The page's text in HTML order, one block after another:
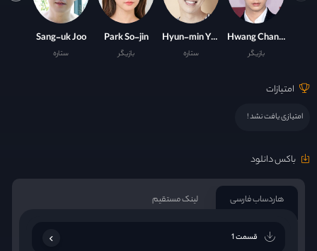
Hwang Chan-sung
بازیگر
Hyun-min Yoon
ستاره
Park So-jin
بازیگر
Sang-uk Joo
ستاره
امتیازات
امتیازی یافت نشد !
باکس دانلود
هاردساب فارسی لینک مستقیم
قسمت 1